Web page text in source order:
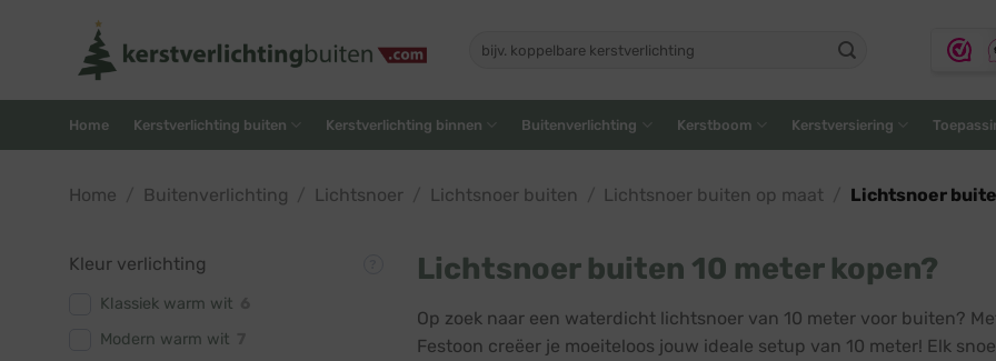
naar:
Home Kerstverlichting buiten Kerstverlichting binnen Buitenverlichting Kerstboom Kerstversiering
Home Buitenverlichting Lichtsnoer Lichtsnoer buiten Lichtsnoer buiten op maat Lichtsnoer
Kleur verlichting
Klassiek warm wit
Modern warm wit
Lichtsnoer buiten 10 meter kopen?
Op zoek naar een waterdicht lichtsnoer van 10 meter voor buiten?
Festoon creëer je moeiteloos jouw ideale setup van 10 meter! Elk